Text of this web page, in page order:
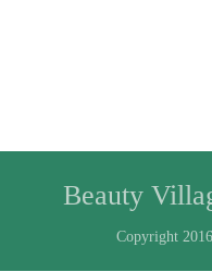
Beauty
Copyright